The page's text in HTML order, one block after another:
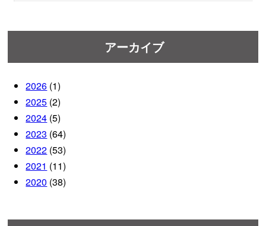
アーカイブ
2026 (1)
2025 (2)
2024 (5)
2023 (64)
2022 (53)
2021 (11)
2020 (38)